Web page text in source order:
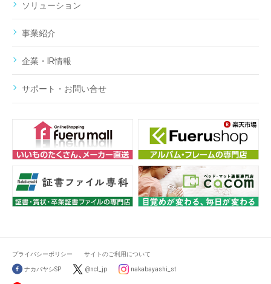
ソリューション
事業紹介
企業・IR情報
サポート・お問い合せ
プライバシーポリシー サイトのご利用について
ナカバヤシSP @ncl_jp nakabayashi_st